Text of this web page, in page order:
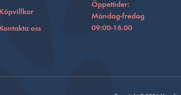
Köpvillkor
Kontakta oss
Öppettider:
Måndag-fredag
09:00-16.00